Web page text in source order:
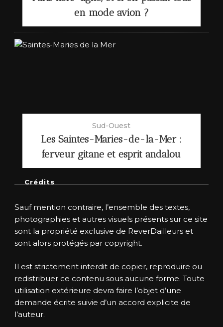
en mode avion ?
Sud-Ouest
Les Saintes-Maries-de-la-Mer :
ferveur gitane et esprit andalou
Crédits
Sauf mention contraire, l’ensemble des textes,
photographies et autres visuels présents sur ce site
sont la propriété exclusive de ReverDailleurs et
sont alors protégés par copyright.
Il est strictement interdit de copier, reproduire ou
redistribuer ce contenu sous aucune forme. Toute
utilisation extérieure devra faire l’objet d’une
demande écrite suivie d’un accord explicite de
l’auteur.